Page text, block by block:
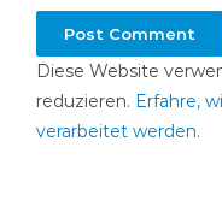
Diese Website
reduzieren. Erfahre,
verarbeitet werden.